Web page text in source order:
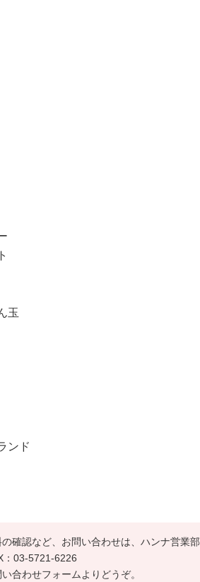
玉
ンド
確認など、お問い合わせは、ハンナ営業部
：03-5721-6226
合わせフォームよりどうぞ。